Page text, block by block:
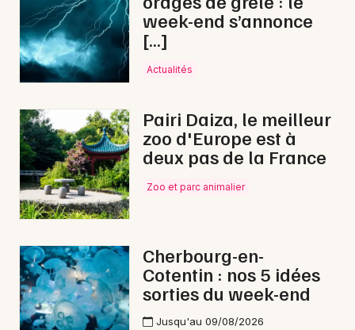
Sports
Soirées
Sorties famille
Expos
Sorties & loisirs
Lotos dans la Manche
Lotos en Normandie
Paris
Strasbourg
Toulouse
week-end s’annonce
[…]
Actualités
Pairi Daiza, le meilleur
zoo d'Europe est à
deux pas de la France
Zoo et parc animalier
Cherbourg-en-
Cotentin : nos 5 idées
sorties du week-end
Jusqu'au 09/08/2026